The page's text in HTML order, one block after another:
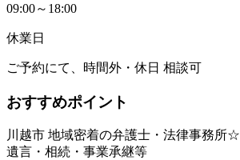
09:00～18:00
休業日
ご予約にて、時間外・休日 相談可
おすすめポイント
川越市 地域密着の弁護士・法律事務所☆
遺言・相続・事業承継等